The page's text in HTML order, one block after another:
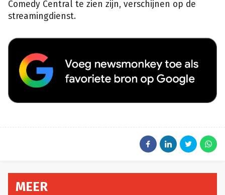
Comedy Central te zien zijn, verschijnen op de
streamingdienst.
MEER